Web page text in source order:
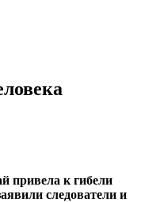
привела к гибели
следователи и